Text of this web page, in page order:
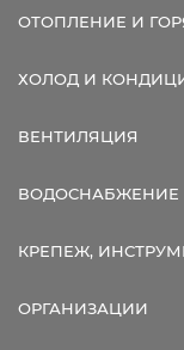
ОТОПЛЕНИЕ И
ХОЛОД И
ВЕНТИЛЯЦИЯ
ВОДОСНАБЖЕНИЕ
КРЕПЕЖ,
ОРГАНИЗАЦИИ